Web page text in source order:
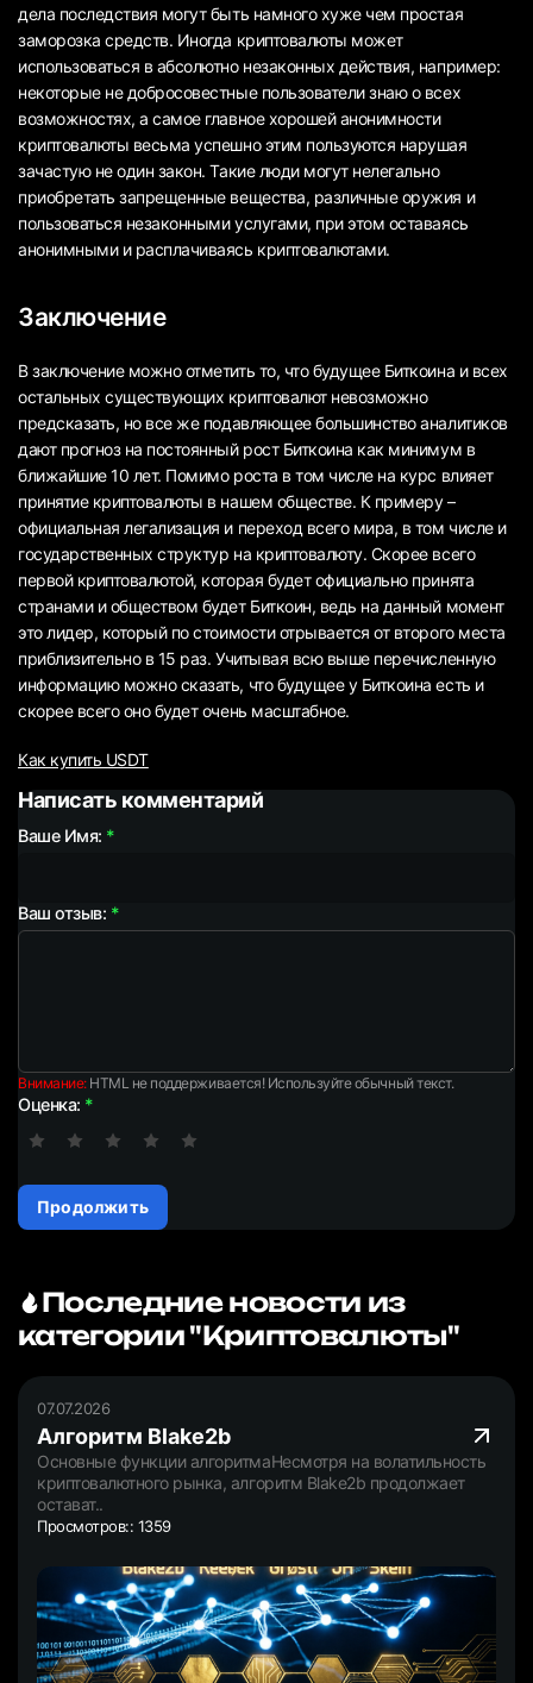
дела последствия могут быть намного хуже чем простая
заморозка средств. Иногда криптовалюты может
использоваться в абсолютно незаконных действия, например:
некоторые не добросовестные пользователи знаю о всех
возможностях, а самое главное хорошей анонимности
криптовалюты весьма успешно этим пользуются нарушая
зачастую не один закон. Такие люди могут нелегально
приобретать запрещенные вещества, различные оружия и
пользоваться незаконными услугами, при этом оставаясь
анонимными и расплачиваясь криптовалютами.
Заключение
В заключение можно отметить то, что будущее Биткоина и всех
остальных существующих криптовалют невозможно
предсказать, но все же подавляющее большинство аналитиков
дают прогноз на постоянный рост Биткоина как минимум в
ближайшие 10 лет. Помимо роста в том числе на курс влияет
принятие криптовалюты в нашем обществе. К примеру –
официальная легализация и переход всего мира, в том числе и
государственных структур на криптовалюту. Скорее всего
первой криптовалютой, которая будет официально принята
странами и обществом будет Биткоин, ведь на данный момент
это лидер, который по стоимости отрывается от второго места
приблизительно в 15 раз. Учитывая всю выше перечисленную
информацию можно сказать, что будущее у Биткоина есть и
скорее всего оно будет очень масштабное.
Как купить USDT
Написать комментарий
Ваше Имя:
Ваш отзыв:
Внимание:HTML не поддерживается! Используйте обычный текст.
Оценка:
Продолжить
Последние новости из
категории "Криптовалюты"
07.07.2026
Алгоритм Blake2b
Основные функции алгоритмаНесмотря на волатильность
криптовалютного рынка, алгоритм Blake2b продолжает
остават..
Просмотров:: 1359